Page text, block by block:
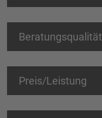
Beratungsqualität
Preis/Leistung